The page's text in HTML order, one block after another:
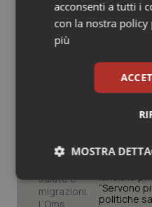
Salute orale &
Sangue &
Tumore ovarico
Tumori del
Il Ssn
anziano
lancia le
“Servono
politiche
acconsenti a tutti i
con la nostra policy
più
MOSTRA
Necessari